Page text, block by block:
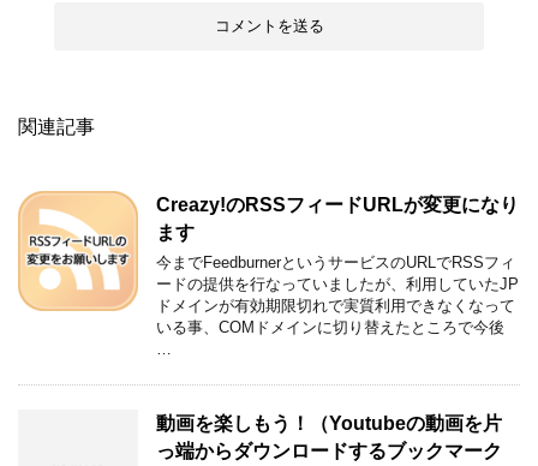
関連記事
Creazy!のRSSフィードURLが変更になり
ます
今までFeedburnerというサービスのURLでRSSフィ
ードの提供を行なっていましたが、利用していたJP
ドメインが有効期限切れで実質利用できなくなって
いる事、COMドメインに切り替えたところで今後
動画を楽しもう！（Youtubeの動画を片
っ端からダウンロードするブックマーク